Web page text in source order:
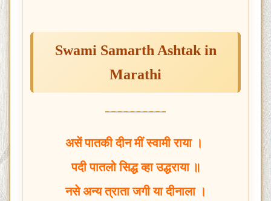
Swami Samarth Ashtak in
Marathi
असें पातकी दीन मीं स्वामी राया ।
पदी पातलो सिद्ध व्हा उद्धराया ॥
नसे अन्य त्राता जगी या दीनाला ।